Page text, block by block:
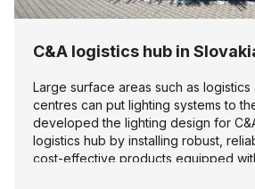
C&A logistics hub in
Large surface areas such as logistics
centres can put lighting systems to
developed the lighting design for
logistics hub by installing robust,
cost-effective products equipped